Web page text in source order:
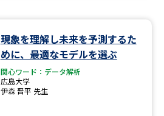
現象を理解し未来を予測するた
めに、最適なモデルを選ぶ
関心ワード：データ解析
広島大学
伊森 晋平 先生